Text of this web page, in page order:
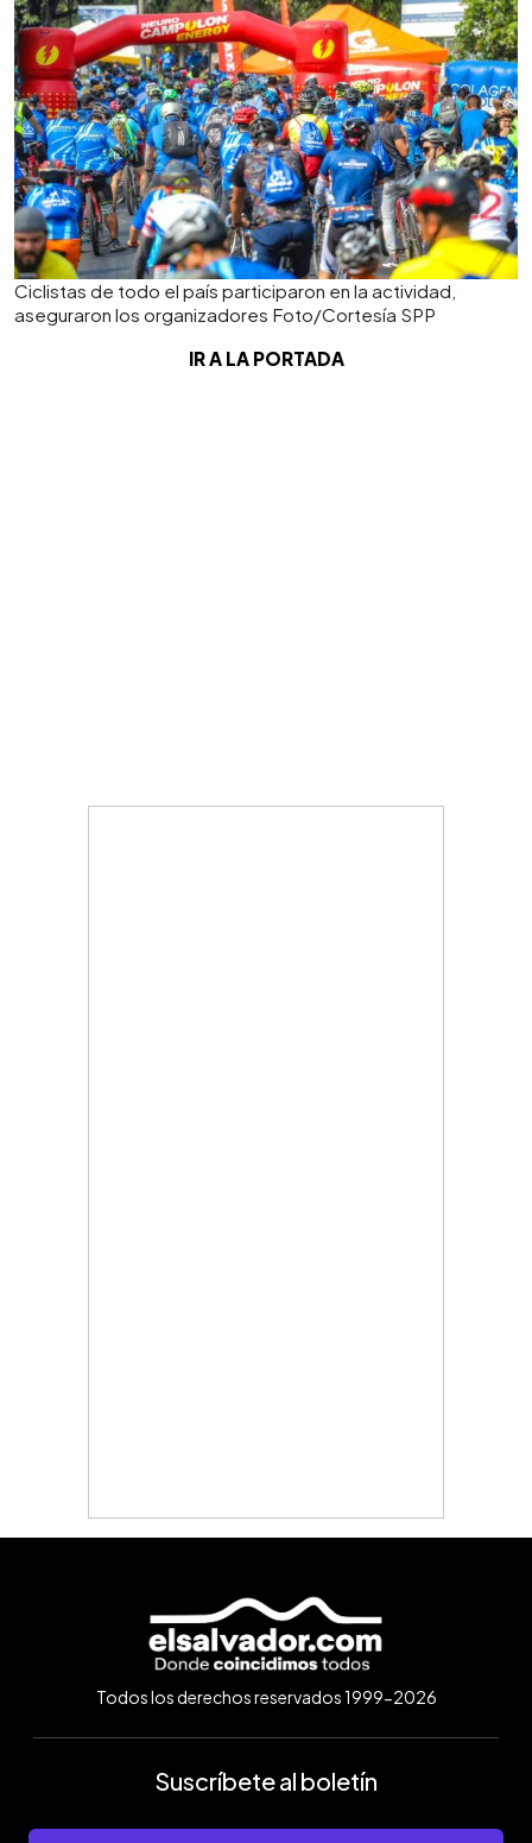
Ciclistas de todo el país participaron en la actividad,
aseguraron los organizadores Foto/Cortesía SPP
IR A LA PORTADA
Todos los derechos reservados 1999-2026
Suscríbete al boletín